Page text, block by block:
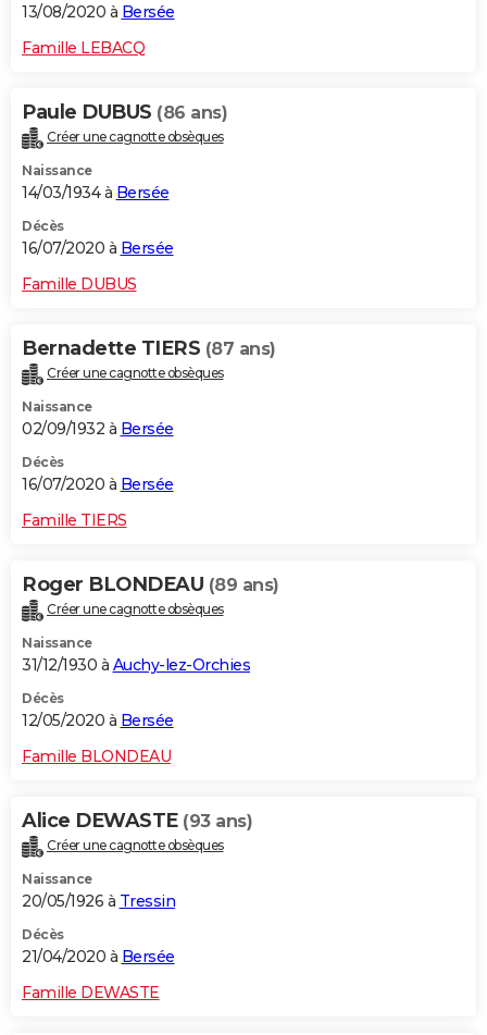
13/08/2020 à Bersée
Famille LEBACQ
Paule DUBUS (86 ans)
Créer une cagnotte obsèques
Naissance
14/03/1934 à Bersée
Décès
16/07/2020 à Bersée
Famille DUBUS
Bernadette TIERS (87 ans)
Créer une cagnotte obsèques
Naissance
02/09/1932 à Bersée
Décès
16/07/2020 à Bersée
Famille TIERS
Roger BLONDEAU (89 ans)
Créer une cagnotte obsèques
Naissance
31/12/1930 à Auchy-lez-Orchies
Décès
12/05/2020 à Bersée
Famille BLONDEAU
Alice DEWASTE (93 ans)
Créer une cagnotte obsèques
Naissance
20/05/1926 à Tressin
Décès
21/04/2020 à Bersée
Famille DEWASTE